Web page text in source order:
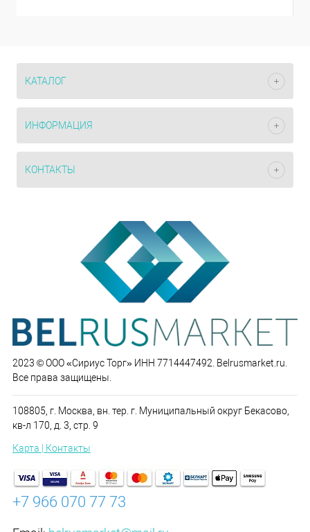
КАТАЛОГ
ИНФОРМАЦИЯ
КОНТАКТЫ
2023 © ООО «Сириус Торг» ИНН 7714447492. Belrusmarket.ru.
Все права защищены.
108805, г. Москва, вн. тер. г. Муниципальный округ Бекасово,
кв-л 170, д. 3, стр. 9
Карта | Контакты
+7 966 070 77 73